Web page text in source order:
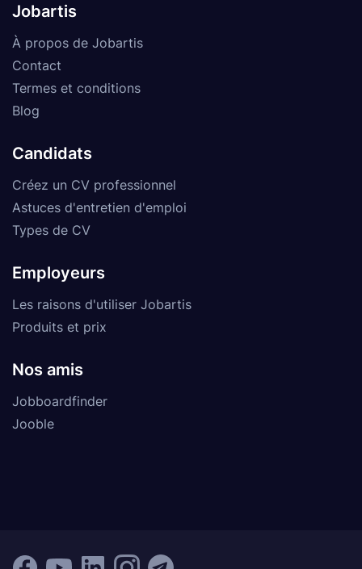
Jobartis
À propos de Jobartis
Contact
Termes et conditions
Blog
Candidats
Créez un CV professionnel
Astuces d'entretien d'emploi
Types de CV
Employeurs
Les raisons d'utiliser Jobartis
Produits et prix
Nos amis
Jobboardfinder
Jooble